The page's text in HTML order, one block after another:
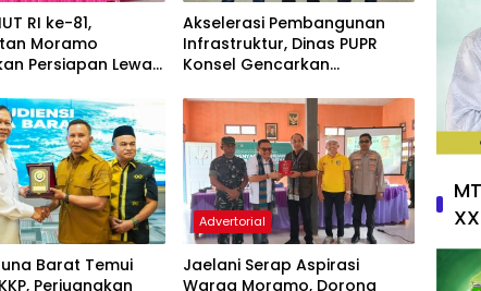
RI ke-81,
Moramo
Persiapan Lewat
Akselerasi Pembangunan
Infrastruktur, Dinas PUPR
Konsel Gencarkan
Kementerian
Barat Temui
Perjuangkan
Advertorial
Jaelani Serap Aspirasi
Warga Moramo, Dorong